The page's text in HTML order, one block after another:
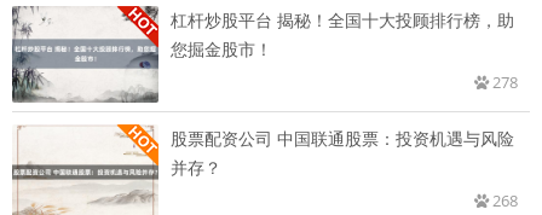
杠杆炒股平台 揭秘！全国十大投顾排行榜，助
您掘金股市！
278
股票配资公司 中国联通股票：投资机遇与风险
并存？
268